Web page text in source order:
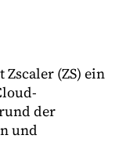
Zscaler (ZS) ein
der
und